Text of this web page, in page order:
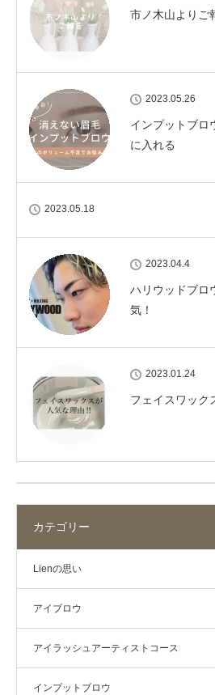
市ノ木山よりご
2023.05.26
インプットブロ
に入れる
2023.05.18
2023.04.4
ハリウッドブロ
気！
2023.01.24
フェイスワック
カテゴリー
Lienの思い
アイブロウ
アイラッシュアーティストコース
インプットブロウ